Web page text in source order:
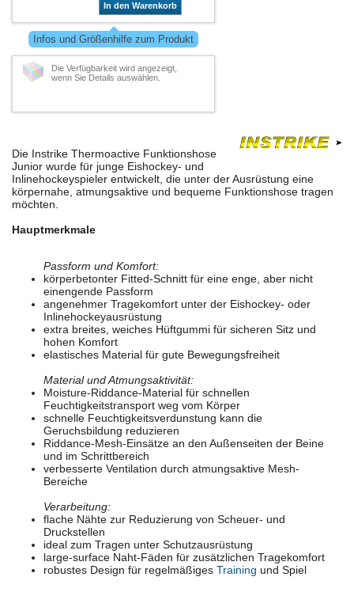
In den Warenkorb
Infos und Größenhilfe zum Produkt
Die Verfügbarkeit wird angezeigt,
wenn Sie Details auswählen.
Die Instrike Thermoactive Funktionshose
Junior wurde für junge Eishockey- und
Inlinehockeyspieler entwickelt, die unter der Ausrüstung eine
körpernahe, atmungsaktive und bequeme Funktionshose tragen
möchten.
Hauptmerkmale
Passform und Komfort:
körperbetonter Fitted-Schnitt für eine enge, aber nicht
einengende Passform
angenehmer Tragekomfort unter der Eishockey- oder
Inlinehockeyausrüstung
extra breites, weiches Hüftgummi für sicheren Sitz und
hohen Komfort
elastisches Material für gute Bewegungsfreiheit
Material und Atmungsaktivität:
Moisture-Riddance-Material für schnellen
Feuchtigkeitstransport weg vom Körper
schnelle Feuchtigkeitsverdunstung kann die
Geruchsbildung reduzieren
Riddance-Mesh-Einsätze an den Außenseiten der Beine
und im Schrittbereich
verbesserte Ventilation durch atmungsaktive Mesh-
Bereiche
Verarbeitung:
flache Nähte zur Reduzierung von Scheuer- und
Druckstellen
ideal zum Tragen unter Schutzausrüstung
large-surface Naht-Fäden für zusätzlichen Tragekomfort
robustes Design für regelmäßiges Training und Spiel